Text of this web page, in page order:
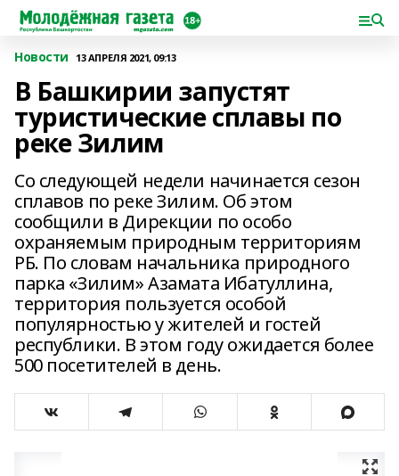
Новости 13 АПРЕЛЯ 2021, 09:13
В Башкирии запустят
туристические сплавы по
реке Зилим
Со следующей недели начинается сезон
сплавов по реке Зилим. Об этом
сообщили в Дирекции по особо
охраняемым природным территориям
РБ. По словам начальника природного
парка «Зилим» Азамата Ибатуллина,
территория пользуется особой
популярностью у жителей и гостей
республики. В этом году ожидается более
500 посетителей в день.